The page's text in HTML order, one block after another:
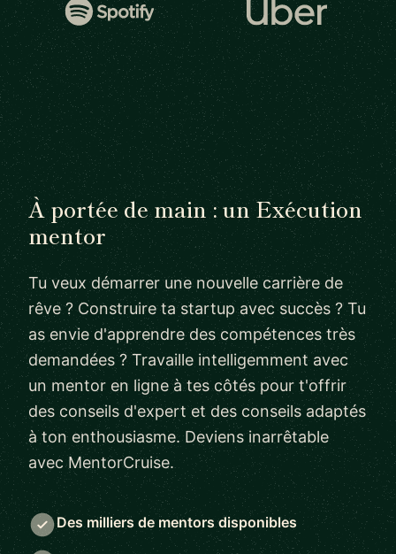
À portée de main : un Exécution
mentor
Tu veux démarrer une nouvelle carrière de
rêve ? Construire ta startup avec succès ? Tu
as envie d'apprendre des compétences très
demandées ? Travaille intelligemment avec
un mentor en ligne à tes côtés pour t'offrir
des conseils d'expert et des conseils adaptés
à ton enthousiasme. Deviens inarrêtable
avec MentorCruise.
Des milliers de mentors disponibles